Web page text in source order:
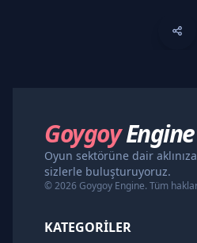
GoygoyEngine
Oyun sektörüne dair
sizlerle buluşturuyoruz.
© 2026 Goygoy Engine. Tüm
KATEGORILER